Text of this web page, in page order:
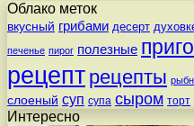
Облако меток
вкусный грибами десерт
печенье пирог полезные
рецепт рецепты
слоеный суп супа сыром торт
Интересно